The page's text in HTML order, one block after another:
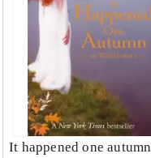
It happened one autumn